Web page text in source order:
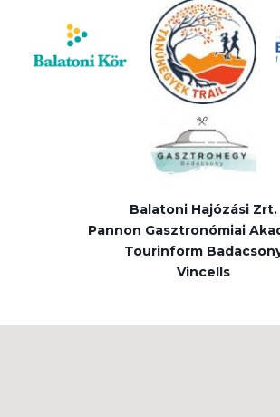
Balatoni Hajózási Zrt.
Pannon Gasztronómiai
Tourinform
Vincells